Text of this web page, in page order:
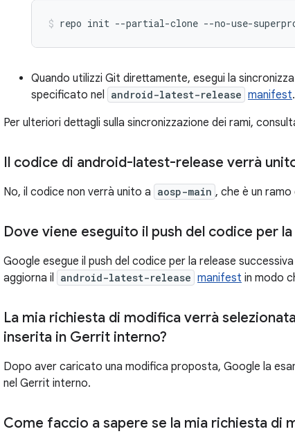
repo init --partial-clone --no-use-
Quando utilizzi Git direttamente, esegui la
specificato nel android-latest-release manifest.
Per ulteriori dettagli sulla sincronizzazione dei rami,
Il codice di android-latest-release verrà
No, il codice non verrà unito a aosp-main , che è un
Dove viene eseguito il push del codice per
Google esegue il push del codice per la release successiva
aggiorna il android-latest-release manifest in modo
La mia richiesta di modifica verrà
inserita in Gerrit interno?
Dopo aver caricato una modifica proposta, Google la
nel Gerrit interno.
Come faccio a sapere se la mia richiesta di